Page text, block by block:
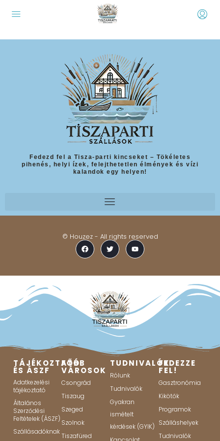
Fedezd fel a Tisza-parti kincseket – Tökéletes
pihenés, helyi ízek, felejthetetlen élmények és vízi
kalandok egy helyen!
© Houzez - All rights reserved
TÁJÉKOZTATÓ
ÉS ÁSZF
Adatkezelési
tájékoztató
Általános
Szerződési
Feltételek (ÁSZF)
Szállásadóknak
FŐBB
VÁROSOK
Csongrád
Tiszaug
Szeged
Szolnok
Tiszafüred
TUDNIVALÓK
Rólunk
Tudnivalók
Gyakran
ismételt
kérdések (GYIK)
FEDEZZE
FEL!
Gasztronómia
Kikötők
Programok
Szálláshelyek
Tudnivalók